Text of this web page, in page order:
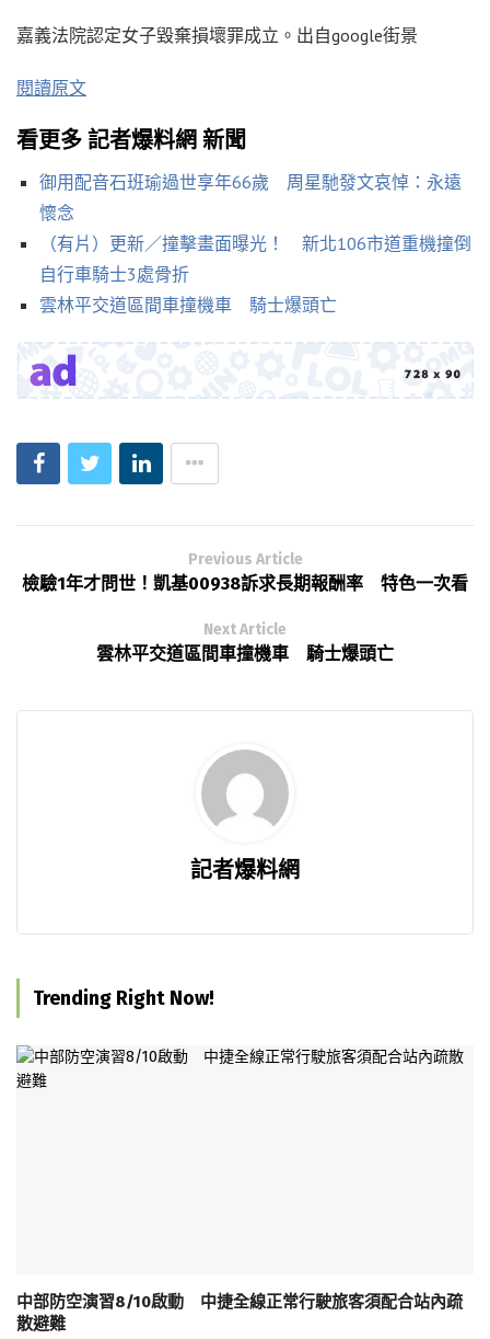
嘉義法院認定女子毀棄損壞罪成立。出自google街景
閱讀原文
看更多 記者爆料網 新聞
御用配音石班瑜過世享年66歲 周星馳發文哀悼：永遠
懷念
（有片）更新／撞擊畫面曝光！ 新北106市道重機撞倒
自行車騎士3處骨折
雲林平交道區間車撞機車 騎士爆頭亡
Previous Article
檢驗1年才問世！凱基00938訴求長期報酬率 特色一次看
Next Article
雲林平交道區間車撞機車 騎士爆頭亡
記者爆料網
Trending Right Now!
中部防空演習8/10啟動 中捷全線正常行駛旅客須配合站內疏
散避難